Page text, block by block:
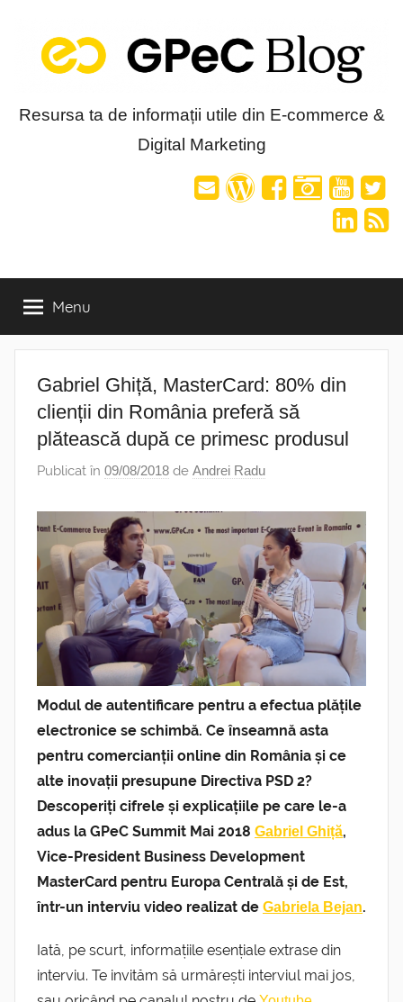
content
Blog-
Resursa ta de informații utile din E-commerce &
Digital Marketing
Menu
Gabriel Ghiță, MasterCard: 80% din
clienții din România preferă să
plătească după ce primesc produsul
Publicat în 09/08/2018 de Andrei Radu
Modul de autentificare pentru a efectua plățile
electronice se schimbă. Ce înseamnă asta
pentru comercianții online din România și ce
alte inovații presupune Directiva PSD 2?
Descoperiți cifrele și explicațiile pe care le-a
adus la GPeC Summit Mai 2018 Gabriel Ghiță,
Vice-President Business Development
MasterCard pentru Europa Centrală și de Est,
într-un interviu video realizat de Gabriela Bejan.
Iată, pe scurt, informațiile esențiale extrase din
interviu. Te invităm să urmărești interviul mai jos,